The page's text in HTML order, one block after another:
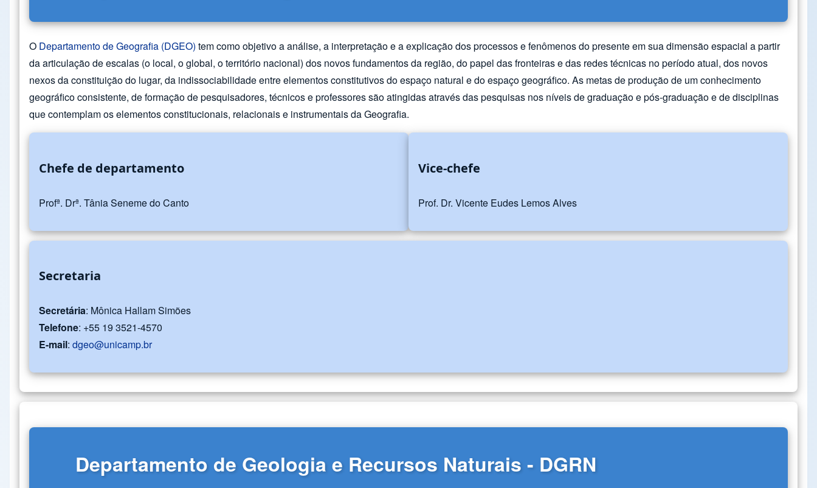
O Departamento de Geografia (DGEO) tem como objetivo a análise, a interpretação e a explicação dos processos e fenômenos do presente em sua dimensão espacial a partir
da articulação de escalas (o local, o global, o território nacional) dos novos fundamentos da região, do papel das fronteiras e das redes técnicas no período atual, dos novos
nexos da constituição do lugar, da indissociabilidade entre elementos constitutivos do espaço natural e do espaço geográfico. As metas de produção de um conhecimento
geográfico consistente, de formação de pesquisadores, técnicos e professores são atingidas através das pesquisas nos níveis de graduação e pós-graduação e de disciplinas
que contemplam os elementos constitucionais, relacionais e instrumentais da Geografia.
Chefe de departamento
Profª. Drª. Tânia Seneme do Canto
Vice-chefe
Prof. Dr. Vicente Eudes Lemos Alves
Secretaria
Secretária: Mônica Hallam Simões
Telefone: +55 19 3521-4570
E-mail: dgeo@unicamp.br
Departamento de Geologia e Recursos Naturais - DGRN